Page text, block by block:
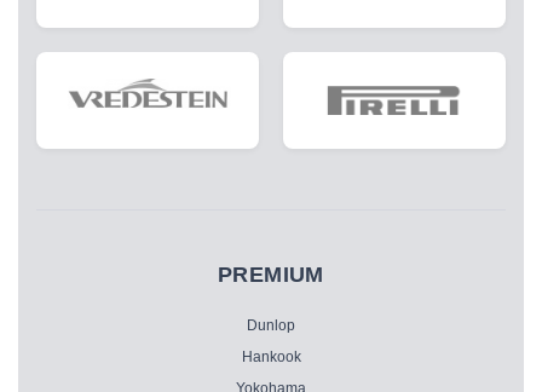
PREMIUM
Dunlop
Hankook
Yokohama